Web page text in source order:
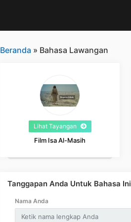
Beranda » Bahasa Lawangan
Lihat Tayangan
Film Isa Al-Masih
Tanggapan Anda Untuk Bahasa Ini
Nama Anda